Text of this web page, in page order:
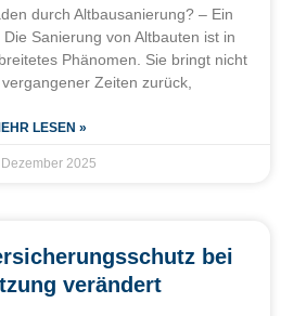
durch Altbausanierung? – Ein
Sanierung von Altbauten ist in
Phänomen. Sie bringt nicht
Zeiten zurück,
LESEN »
2025
bei
verändert